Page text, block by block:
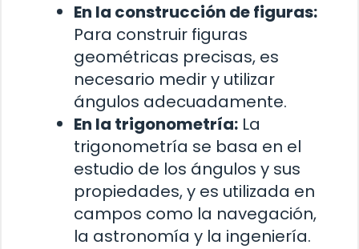
En la construcción de figuras:
Para construir figuras
geométricas precisas, es
necesario medir y utilizar
ángulos adecuadamente.
En la trigonometría: La
trigonometría se basa en el
estudio de los ángulos y sus
propiedades, y es utilizada en
campos como la navegación,
la astronomía y la ingeniería.